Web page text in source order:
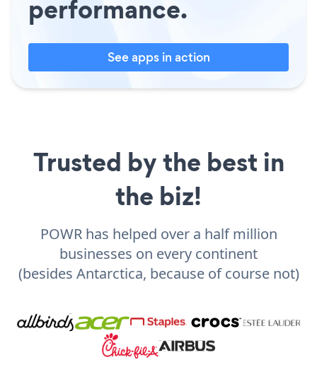
performance.
See apps in action
Trusted by the best in
the biz!
POWR has helped over a half million
businesses on every continent
(besides Antarctica, because of course not)